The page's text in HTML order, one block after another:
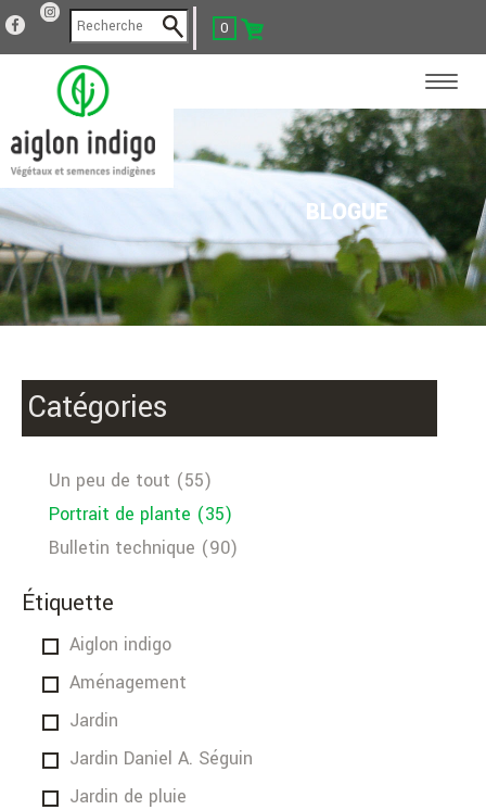
0
BLOGUE
Catégories
Un peu de tout (55)
Portrait de plante (35)
Bulletin technique (90)
Étiquette
Aiglon indigo
Aménagement
Jardin
Jardin Daniel A. Séguin
Jardin de pluie